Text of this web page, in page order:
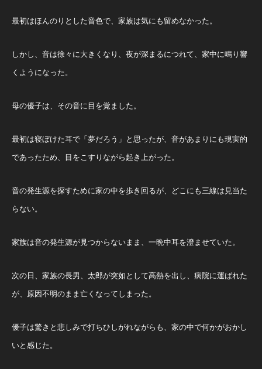
最初はほんのりとした音色で、家族は気にも留めなかった。
しかし、音は徐々に大きくなり、夜が深まるにつれて、家中に鳴り響
くようになった。
母の優子は、その音に目を覚ました。
最初は寝ぼけた耳で「夢だろう」と思ったが、音があまりにも現実的
であったため、目をこすりながら起き上がった。
音の発生源を探すために家の中を歩き回るが、どこにも三線は見当た
らない。
家族は音の発生源が見つからないまま、一晩中耳を澄ませていた。
次の日、家族の長男、太郎が突如として高熱を出し、病院に運ばれた
が、原因不明のまま亡くなってしまった。
優子は驚きと悲しみで打ちひしがれながらも、家の中で何かがおかし
いと感じた。